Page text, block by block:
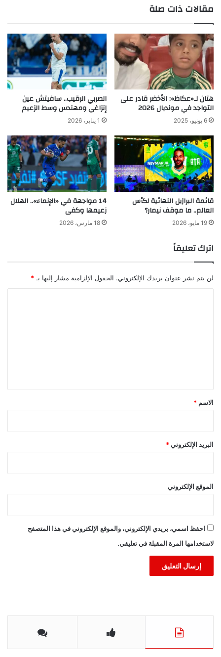
مقالات ذات صلة
هتان لـ«عكاظ»: الأخضر قادر على
التواجد في مونديال 2026
6 يونيو، 2025
الصربي الرقيب.. سافيتش عين
إنزاغي ومهندس وسط الزعيم
1 يناير، 2026
قائمة البرازيل النهائية لكأس
العالم.. ما موقف نيمار؟
19 مايو، 2026
14 مواجهة في «الإنماء».. الهلال
زعيمها وكفى
18 مارس، 2026
اترك تعليقاً
لن يتم نشر عنوان بريدك الإلكتروني. الحقول الإلزامية مشار إليها بـ *
*
الاسم *
البريد الإلكتروني *
الموقع الإلكتروني
احفظ اسمي، بريدي الإلكتروني، والموقع الإلكتروني في هذا المتصفح
لاستخدامها المرة المقبلة في تعليقي.